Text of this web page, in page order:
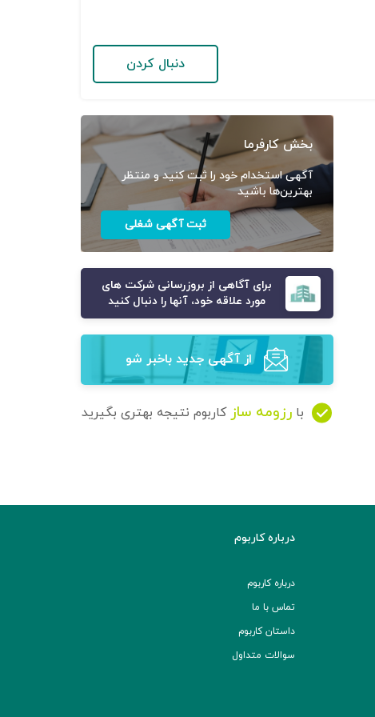
دنبال کردن
بخش کارفرما
آگهی استخدام خود را ثبت کنید و منتظر
بهترین‌ها باشید
ثبت آگهی شغلی
برای آگاهی از بروزرسانی شرکت های
مورد علاقه خود، آنها را دنبال کنید
از آگهی‌ جدید باخبر شو
با رزومه ساز کاربوم نتیجه بهتری بگیرید
درباره کاربوم
درباره کاربوم
تماس با ما
داستان کاربوم
سوالات متداول